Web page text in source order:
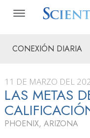
CONEXIÓN DIARIA
11 DE MARZO DEL
LAS METAS
PHOENIX, ARIZONA